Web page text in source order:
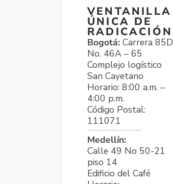
VENTANILLA
ÚNICA DE
RADICACIÓN
Bogotá: Carrera 85D
No. 46A – 65
Complejo logístico
San Cayetano
Horario: 8:00 a.m. –
4:00 p.m.
Código Postal:
111071
Medellín:
Calle 49 No 50-21
piso 14
Edificio del Café